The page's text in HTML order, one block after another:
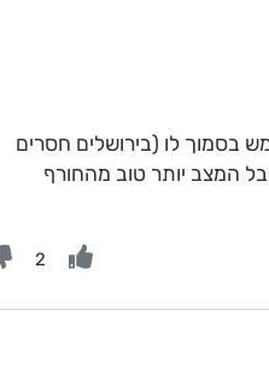
בסמוך לו (בירושלים חסרים
המצב יותר טוב מהחורף
2